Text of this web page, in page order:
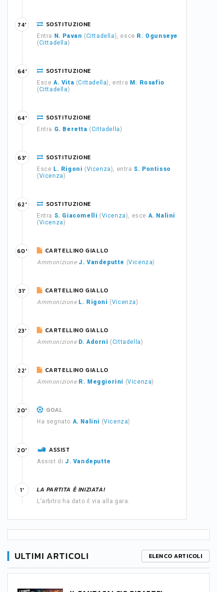
SOSTITUZIONE
Entra N. Pavan (Cittadella), esce R. Ogunseye
(Cittadella)
74'
SOSTITUZIONE
Esce A. Vita (Cittadella), entra M. Rosafio
(Cittadella)
64'
SOSTITUZIONE
Entra G. Beretta (Cittadella)
64'
SOSTITUZIONE
Esce L. Rigoni (Vicenza), entra S. Pontisso
(Vicenza)
63'
SOSTITUZIONE
Entra S. Giacomelli (Vicenza), esce A. Nalini
(Vicenza)
62'
CARTELLINO GIALLO
Ammonizione J. Vandeputte (Vicenza)
60'
CARTELLINO GIALLO
Ammonizione L. Rigoni (Vicenza)
31'
CARTELLINO GIALLO
Ammonizione D. Adorni (Cittadella)
23'
CARTELLINO GIALLO
Ammonizione R. Meggiorini (Vicenza)
22'
GOAL
Ha segnato A. Nalini (Vicenza)
20'
ASSIST
Assist di J. Vandeputte
20'
LA PARTITA È INIZIATA!
L'arbitro ha dato il via alla gara.
1'
ULTIMI ARTICOLI ELENCO ARTICOLI